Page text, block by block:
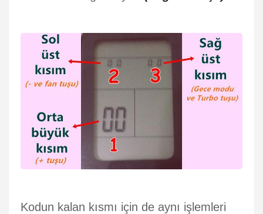
Kodun kalan kısmı için de aynı işlemleri